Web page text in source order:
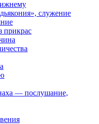
служение
прикрас
— послушание,